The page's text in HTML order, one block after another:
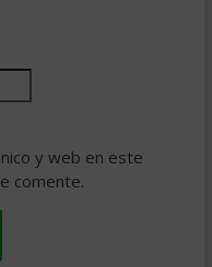
y web en este
comente.